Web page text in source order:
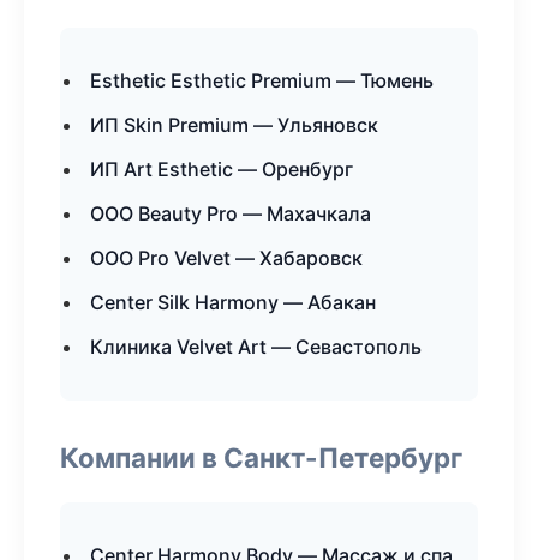
Esthetic Esthetic Premium — Тюмень
ИП Skin Premium — Ульяновск
ИП Art Esthetic — Оренбург
ООО Beauty Pro — Махачкала
ООО Pro Velvet — Хабаровск
Center Silk Harmony — Абакан
Клиника Velvet Art — Севастополь
Компании в Санкт-Петербург
Center Harmony Body — Массаж и спа